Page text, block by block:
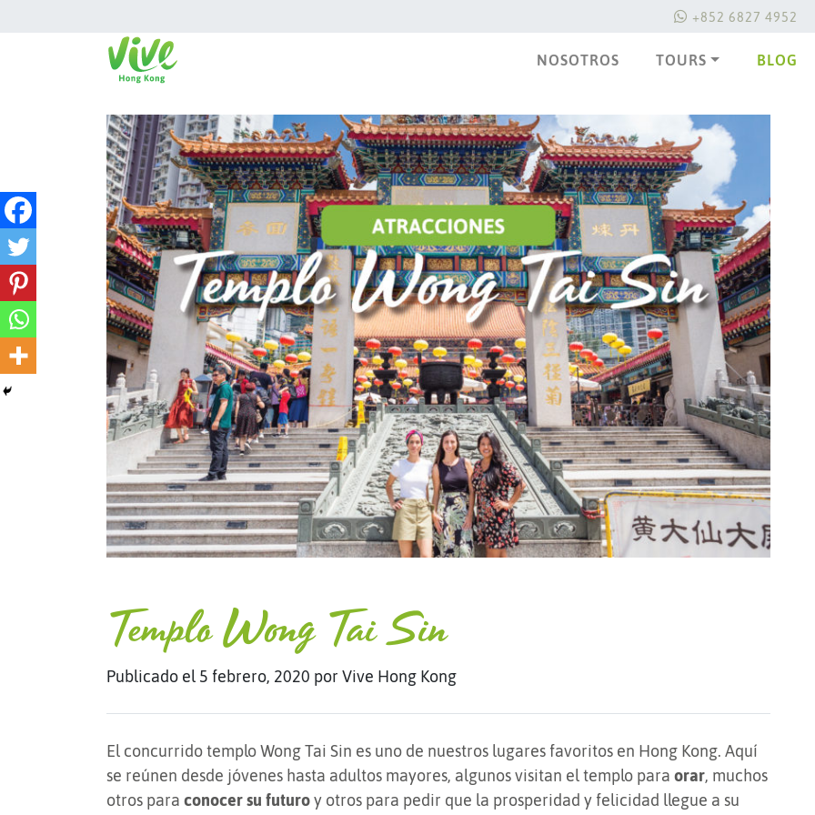
+852 6827 4952
NOSOTROS TOURS BLOG
Templo Wong Tai Sin
Publicado el 5 febrero, 2020 por Vive Hong Kong
El concurrido templo Wong Tai Sin es uno de nuestros lugares favoritos en Hong Kong. Aquí
se reúnen desde jóvenes hasta adultos mayores, algunos visitan el templo para orar, muchos
otros para conocer su futuroy otros para pedir que la prosperidad y felicidad llegue a su